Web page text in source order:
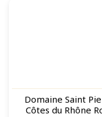
Domaine Saint
Côtes du Rhône